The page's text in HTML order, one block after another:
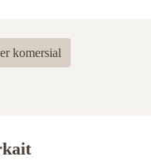
komersial